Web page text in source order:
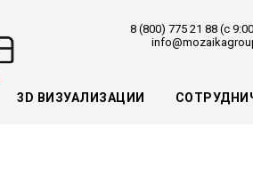
8 (800) 775 21 88 (с
3D ВИЗУАЛИЗАЦИИ